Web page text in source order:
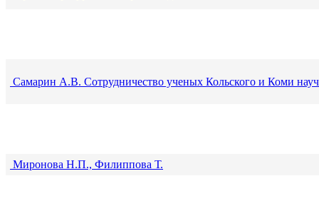
Самарин А.В. Сотрудничество ученых Кольского и Коми
Миронова Н.П., Филиппова Т.